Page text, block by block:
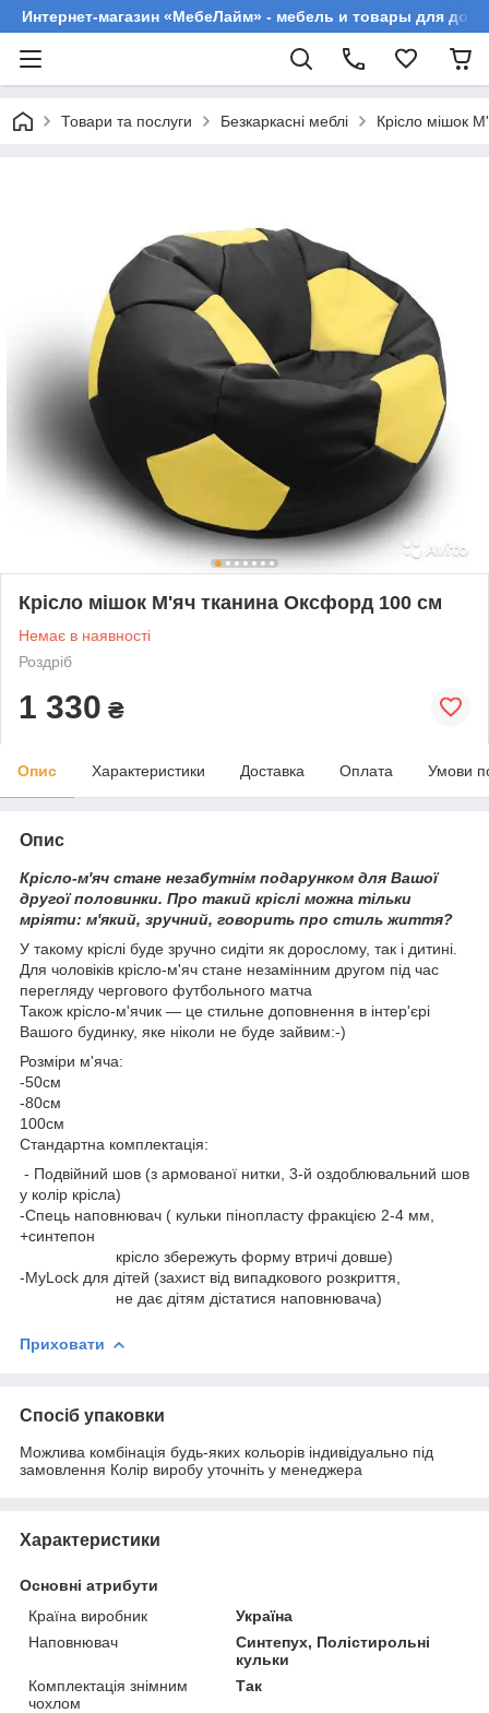
Интернет-магазин «МебеЛайм» - мебель и товары для
Товари та послуги Безкаркасні меблі Крісло мішок
Крісло мішок М'яч тканина Оксфорд 100 см
Немає в наявності
Роздріб
1 330 ₴
Опис Характеристики Доставка Оплата Умови
Опис
Крісло-м'яч стане незабутнім подарунком для Вашої
другої половинки. Про такий кріслі можна тільки
мріяти: м'який, зручний, говорить про стиль життя?
У такому кріслі буде зручно сидіти як дорослому, так і дитині.
Для чоловіків крісло-м'яч стане незамінним другом під час
перегляду чергового футбольного матча
Також крісло-м'ячик — це стильне доповнення в інтер'єрі
Вашого будинку, яке ніколи не буде зайвим:-)
Розміри м'яча:
-50см
-80см
100см
Стандартна комплектація:
- Подвійний шов (з армованої нитки, 3-й оздоблювальний шов
у колір крісла)
-Спець наповнювач ( кульки пінопласту фракцією 2-4 мм,
+синтепон
крісло збережуть форму втричі довше)
-MyLock для дітей (захист від випадкового розкриття,
не дає дітям дістатися наповнювача)
Приховати
Спосіб упаковки
Можлива комбінація будь-яких кольорів індивідуально під
замовлення Колір виробу уточніть у менеджера
Характеристики
Основні атрибути
Країна виробник
Україна
Наповнювач
Синтепух, Полістирольні
кульки
Комплектація знімним
чохлом
Так